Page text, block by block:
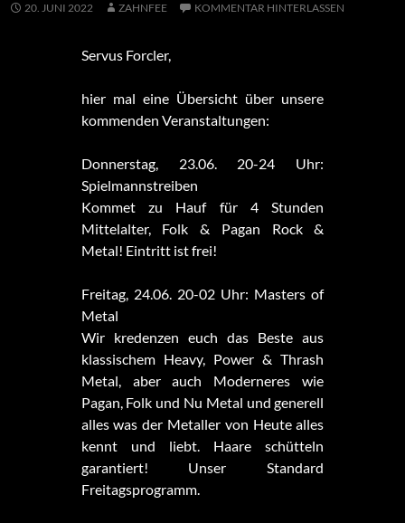
20. JUNI 2022 ZAHNFEE KOMMENTAR HINTERLASSEN
Servus Forcler,
hier mal eine Übersicht über unsere
kommenden Veranstaltungen:
Donnerstag, 23.06. 20-24 Uhr:
Spielmannstreiben
Kommet zu Hauf für 4 Stunden
Mittelalter, Folk & Pagan Rock &
Metal! Eintritt ist frei!
Freitag, 24.06. 20-02 Uhr: Masters of
Metal
Wir kredenzen euch das Beste aus
klassischem Heavy, Power & Thrash
Metal, aber auch Moderneres wie
Pagan, Folk und Nu Metal und generell
alles was der Metaller von Heute alles
kennt und liebt. Haare schütteln
garantiert! Unser Standard
Freitagsprogramm.